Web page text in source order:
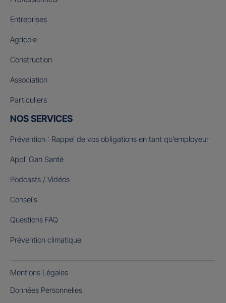
Entreprises
Agricole
Construction
Association
Particuliers
NOS SERVICES
Prévention : Rappel de vos obligations en tant qu’employeur
Appli Gan Santé
Podcasts / Vidéos
Conseils
Questions FAQ
Prévention climatique
Mentions Légales
Données Personnelles